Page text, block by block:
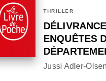
THRILLER
ENQUÊTES
Jussi Adler-Olsen